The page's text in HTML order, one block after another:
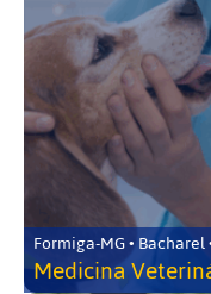
Formiga-MG •
Medicina